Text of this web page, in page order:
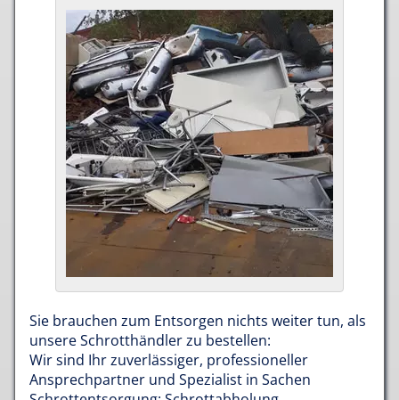
Sie brauchen zum Entsorgen nichts weiter tun, als
unsere Schrotthändler zu bestellen:
Wir sind Ihr zuverlässiger, professioneller
Ansprechpartner und Spezialist in Sachen